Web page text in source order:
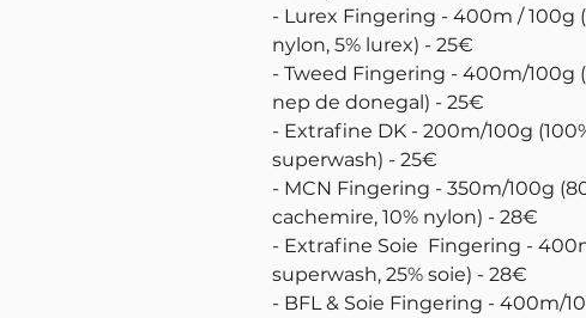
- Lurex Fingering - 400m / 100g
nylon, 5% lurex) - 25€
- Tweed Fingering - 400m/100g
nep de donegal) - 25€
- Extrafine DK - 200m/100g
superwash) - 25€
- MCN Fingering - 350m/100g
cachemire, 10% nylon) - 28€
- Extrafine Soie Fingering -
superwash, 25% soie) - 28€
- BFL & Soie Fingering - 400m/